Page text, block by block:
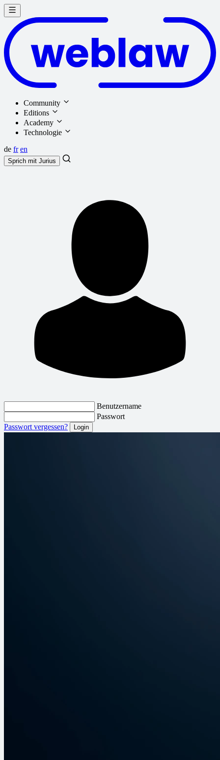
Community
Editions
Academy
Technologie
de fr en
Sprich mit Jurius
Benutzername
Passwort
Passwort vergessen?